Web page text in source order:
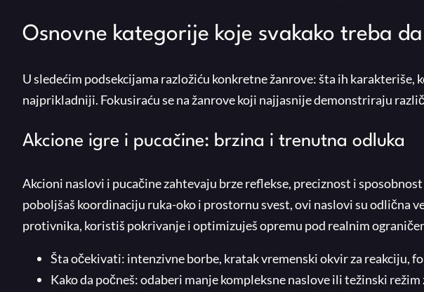
Osnovne kategorije koje svakako treba
U sledećim podsekcijama razložiću konkretne žanrove: šta ih karakteriše,
najprikladniji. Fokusiraću se na žanrove koji najjasnije demonstriraju
Akcione igre i pucačine: brzina i trenutna odluka
Akcioni naslovi i pucačine zahtevaju brze reflekse, preciznost i
poboljšaš koordinaciju ruka-oko i prostornu svest, ovi naslovi su odlična
protivnika, koristiš pokrivanje i optimizuješ opremu pod realnim
Šta očekivati: intenzivne borbe, kratak vremenski okvir za reakciju,
Kako da počneš: odaberi manje kompleksne naslove ili težinski